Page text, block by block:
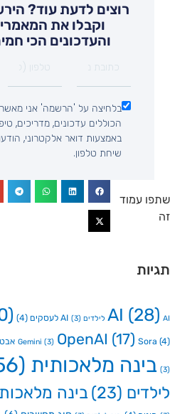
רוצים לדעת עוד?
וקבלו את המאמרים
והעדכונים הכי חמים
בלחיצה על 'הרשמה' אני מאשר/ת
הכוללים עדכונים, מדריכים, טיפים
שיחת טלפון.
עמוד
AI
(3) AI לעסקים (4)
Gemini(3) OpenAI(17) אבטחת
מלאכותית(56)
(23) בינה